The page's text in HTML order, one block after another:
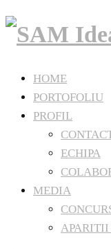
HOME
PORTOFOLIU
PROFIL
ECHIPA
MEDIA